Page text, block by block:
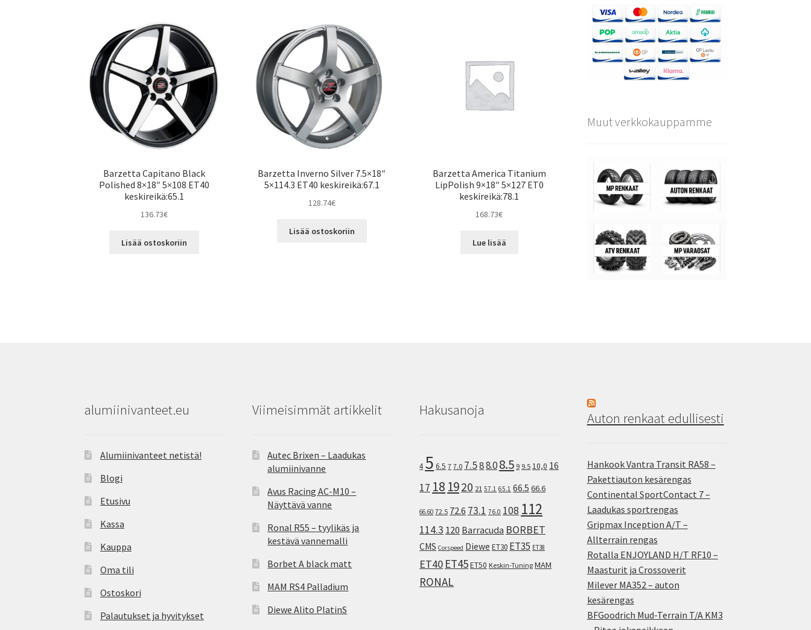
Barzetta Capitano Black
Polished 8×18″ 5×108 ET40
keskireikä:65.1
136.73€
Lisää ostoskoriin
Barzetta Inverno Silver 7.5×18″
5×114.3 ET40 keskireikä:67.1
128.74€
Lisää ostoskoriin
Barzetta America Titanium
LipPolish 9×18″ 5×127 ET0
keskireikä:78.1
168.73€
Lue lisää
Muut verkkokauppamme
alumiinivanteet.eu
Alumiinivanteet netistä!
Blogi
Etusivu
Kassa
Kauppa
Oma tili
Ostoskori
Palautukset ja hyvitykset
Viimeisimmät artikkelit
Autec Brixen – Laadukas
alumiinivanne
Avus Racing AC-M10 –
Näyttävä vanne
Ronal R55 – tyylikäs ja
kestävä vannemalli
Borbet A black matt
MAM RS4 Palladium
Diewe Alito PlatinS
Hakusanoja
4 5 6.5 7 7.0 7.588.08.5 9 9.5 10,0 16
17 18 1920 21 57.1 65.1 66.5 66.6
66.60 72.5 72.6 73.1 76.0 108 112
114.3 120 Barracuda BORBET
CMS Corspeed Diewe ET30 ET35 ET38
ET40 ET45ET50 Keskin-Tuning MAM
RONAL
Auton renkaat edullisesti
Hankook Vantra Transit RA58 –
Pakettiauton kesärengas
Continental SportContact 7 –
Laadukas sportrengas
Gripmax Inception A/T –
Allterrain rengas
Rotalla ENJOYLAND H/T RF10 –
Maasturit ja Crossoverit
Milever MA352 – auton
kesärengas
BFGoodrich Mud-Terrain T/A KM3